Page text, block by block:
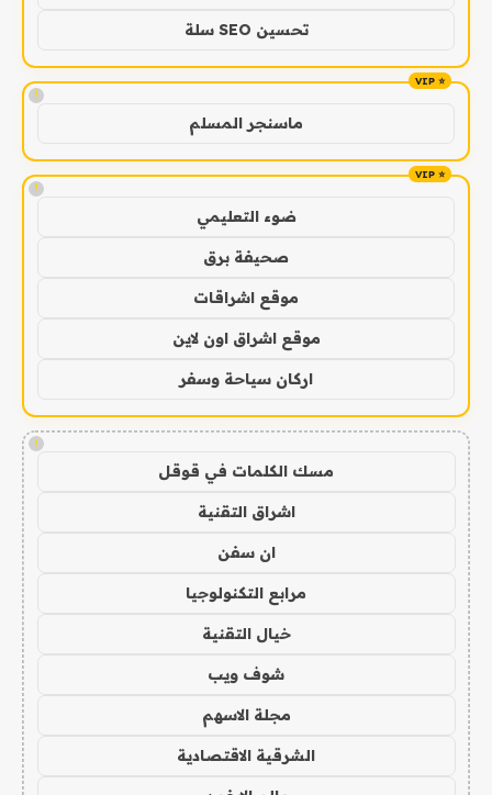
تحسين SEO سلة
!
ماسنجر المسلم
!
ضوء التعليمي
صحيفة برق
موقع اشراقات
موقع اشراق اون لاين
اركان سياحة وسفر
!
مسك الكلمات في قوقل
اشراق التقنية
ان سفن
مرابع التكنولوجيا
خيال التقنية
شوف ويب
مجلة الاسهم
الشرقية الاقتصادية